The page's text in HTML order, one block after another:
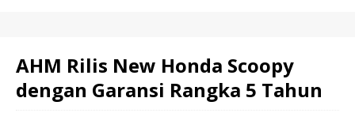
AHM Rilis New Honda Scoopy
dengan Garansi Rangka 5 Tahun